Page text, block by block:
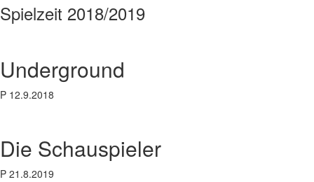
Spielzeit 2018/2019
Underground
P 12.9.2018
Die Schauspieler
P 21.8.2019